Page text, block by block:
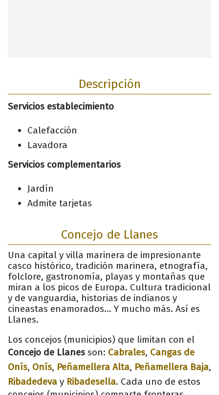
Descripción
Servicios establecimiento
Calefacción
Lavadora
Servicios complementarios
Jardín
Admite tarjetas
Concejo de Llanes
Una capital y villa marinera de impresionante
casco histórico, tradición marinera, etnografía,
folclore, gastronomía, playas y montañas que
miran a los picos de Europa. Cultura tradicional
y de vanguardia, historias de indianos y
cineastas enamorados... Y mucho más. Así es
Llanes.
Los concejos (municipios) que limitan con el
Concejo de Llanes son: Cabrales, Cangas de
Onís, Onís, Peñamellera Alta, Peñamellera Baja,
Ribadedeva y Ribadesella. Cada uno de estos